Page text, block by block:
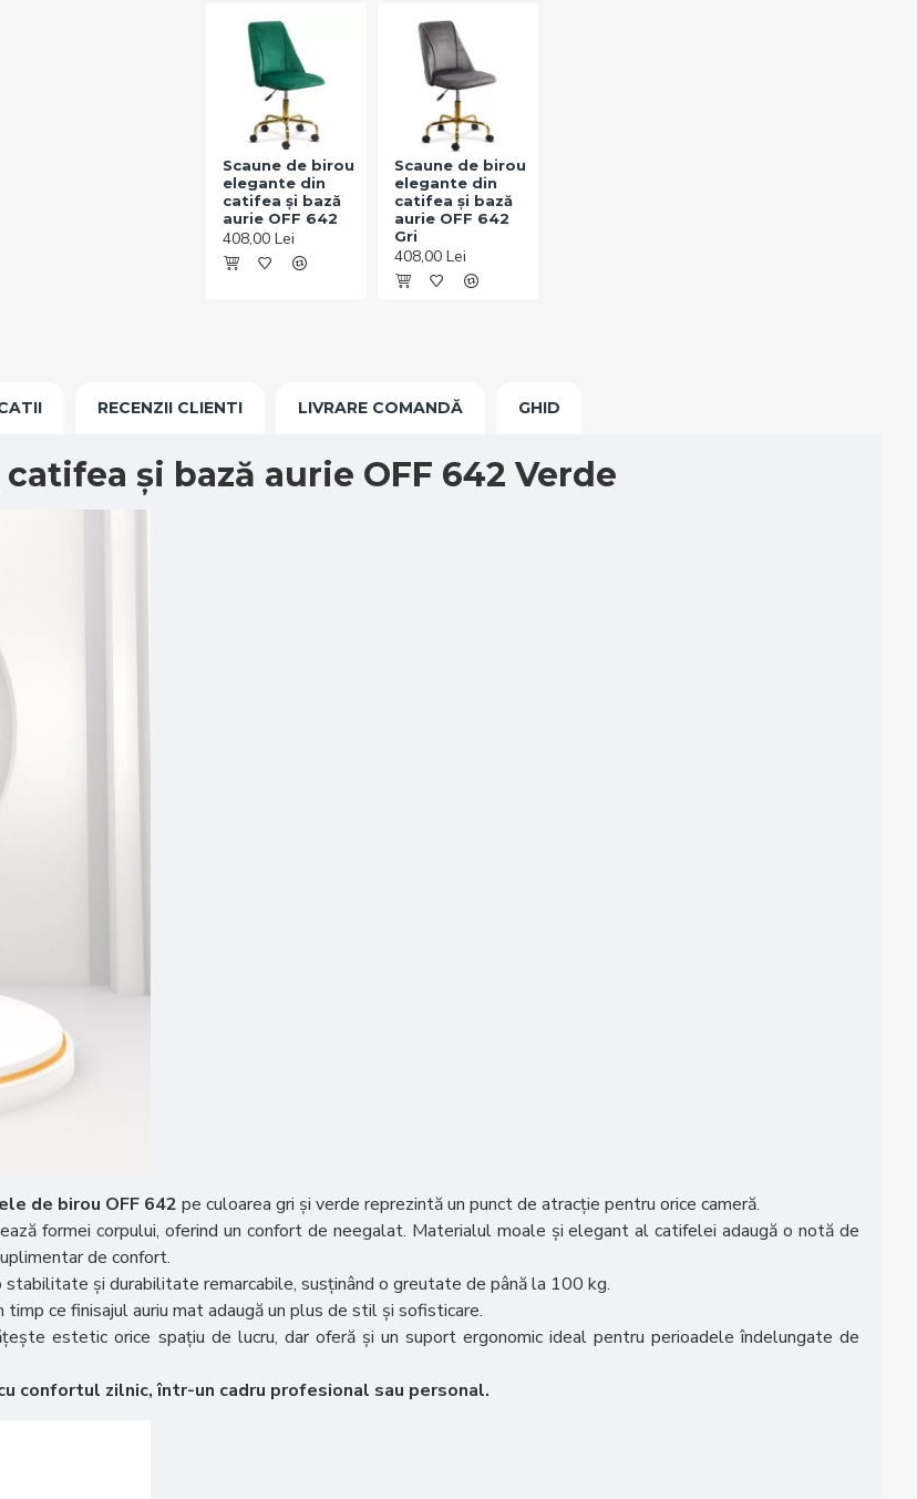
Scaune de birou
elegante din
catifea și bază
aurie OFF 642
408,00 Lei
Scaune de birou
elegante din
catifea și bază
aurie OFF 642
Gri
408,00 Lei
RECENZII CLIENTI LIVRARE COMANDĂ GHID
și bază aurie OFF 642 Verde
de birou OFF 642 pe culoarea gri și verde reprezintă un punct de atracție pentru orice cameră.
formei corpului, oferind un confort de neegalat. Materialul moale și elegant al catifelei adaugă o notă de
de confort.
stabilitate și durabilitate remarcabile, susținând o greutate de până la 100 kg.
ce finisajul auriu mat adaugă un plus de stil și sofisticare.
estetic orice spațiu de lucru, dar oferă și un suport ergonomic ideal pentru perioadele îndelungate de
confortul zilnic, într-un cadru profesional sau personal.